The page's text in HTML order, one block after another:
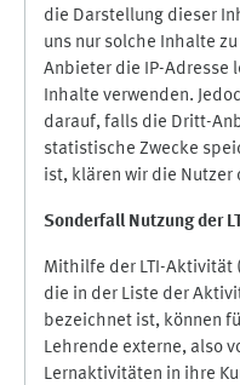
die Darstellung dieser
uns nur solche Inhalte
Anbieter die IP-Adresse
Inhalte verwenden.
darauf, falls die Dritt-
statistische Zwecke
ist, klären wir die Nutzer
Sonderfall Nutzung der
Mithilfe der LTI-Aktivität
die in der Liste der
bezeichnet ist, können
Lehrende externe, also
Lernaktivitäten in ihre